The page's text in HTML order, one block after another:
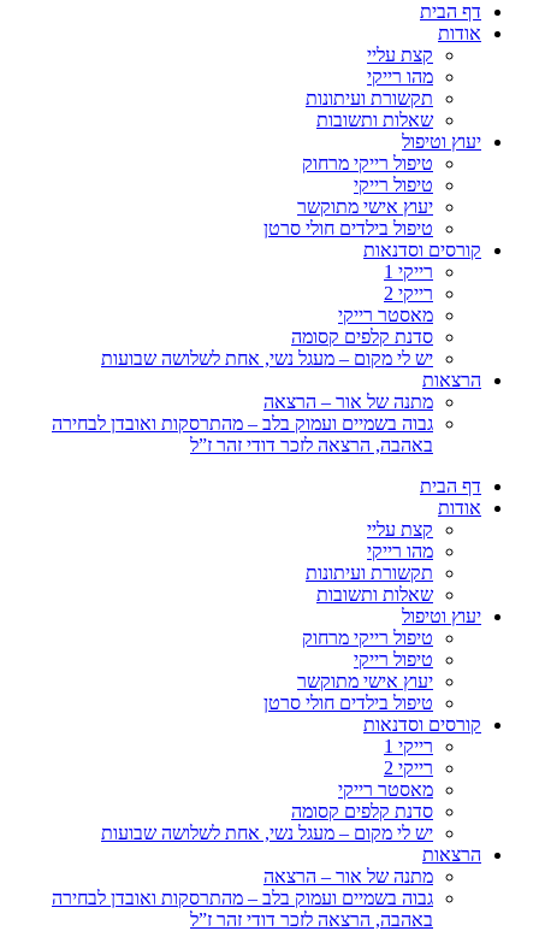
דף הבית
אודות
קצת עליי
מהו רייקי
תקשורת ועיתונות
שאלות ותשובות
יעוץ וטיפול
טיפול רייקי מרחוק
טיפול רייקי
יעוץ אישי מתוקשר
טיפול בילדים חולי סרטן
קורסים וסדנאות
רייקי 1
רייקי 2
מאסטר רייקי
סדנת קלפים קסומה
יש לי מקום – מעגל נשי, אחת לשלושה שבועות
הרצאות
מתנה של אור – הרצאה
גבוה בשמיים ועמוק בלב – מהתרסקות ואובדן לבחירה
באהבה, הרצאה לזכר דודי זהר ז”ל
דף הבית
אודות
קצת עליי
מהו רייקי
תקשורת ועיתונות
שאלות ותשובות
יעוץ וטיפול
טיפול רייקי מרחוק
טיפול רייקי
יעוץ אישי מתוקשר
טיפול בילדים חולי סרטן
קורסים וסדנאות
רייקי 1
רייקי 2
מאסטר רייקי
סדנת קלפים קסומה
יש לי מקום – מעגל נשי, אחת לשלושה שבועות
הרצאות
מתנה של אור – הרצאה
גבוה בשמיים ועמוק בלב – מהתרסקות ואובדן לבחירה
באהבה, הרצאה לזכר דודי זהר ז”ל